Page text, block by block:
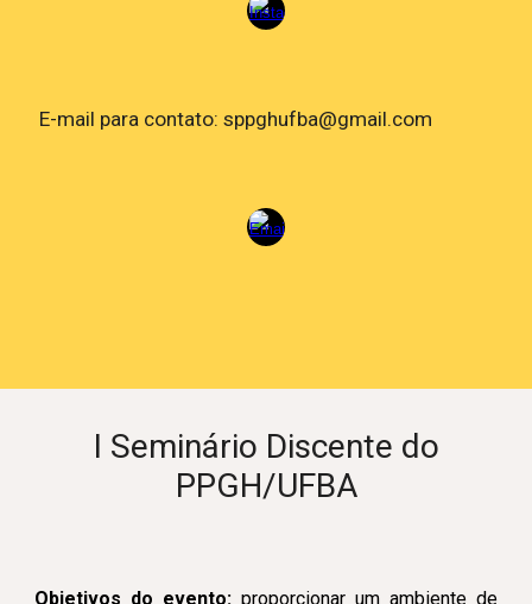
E-mail para contato: sppghufba@gmail.com
I Seminário Discente do
PPGH/UFBA
Objetivos do evento: proporcionar um ambiente de